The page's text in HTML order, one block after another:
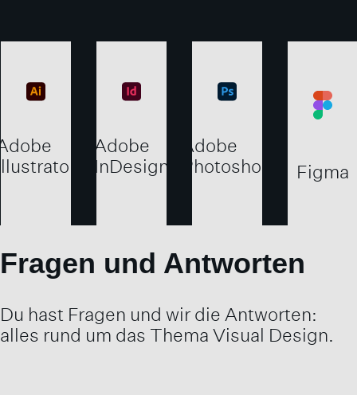
Adobe
InDesign
Adobe
Photoshop
Figma
Fragen und Antworten
Du hast Fragen und wir die Antworten:
alles rund um das Thema Visual Design.